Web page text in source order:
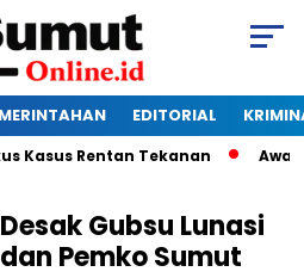
EDITORIAL
Rentan Tekanan Awas
Gubsu Lunasi
Pemko Sumut